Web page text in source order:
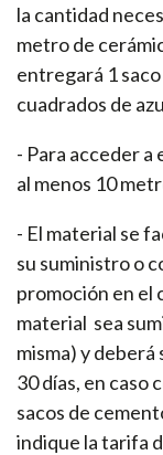
la cantidad
metro de
entregará 1
cuadrados de
- Para acceder
al menos 10
- El material se
su suministro o
promoción en el
material sea
misma) y deberá
30 días, en caso
sacos de
indique la tarifa